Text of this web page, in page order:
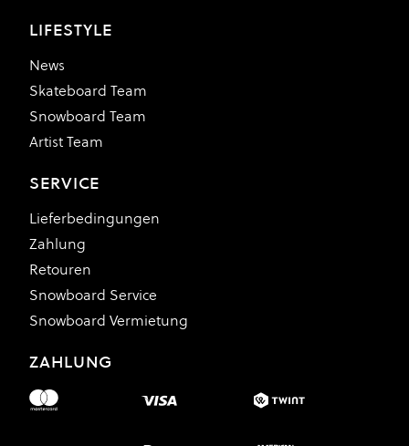
LIFESTYLE
News
Skateboard Team
Snowboard Team
Artist Team
SERVICE
Lieferbedingungen
Zahlung
Retouren
Snowboard Service
Snowboard Vermietung
ZAHLUNG